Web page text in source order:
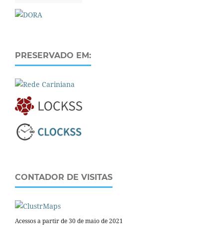
PRESERVADO EM:
CONTADOR DE VISITAS
Acessos a partir de 30 de maio de 2021